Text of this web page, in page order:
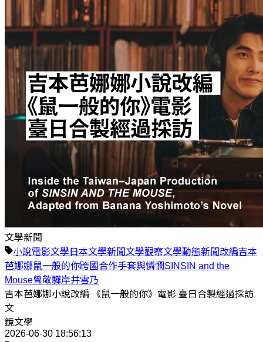
文學新聞
小說電影文學 日本文學新聞文學觀察文學動態新聞改編吉本
芭娜娜鼠一般的你跨國合作手套與憐憫SINSIN and the
Mouse曾敬驊岸井雪乃
吉本芭娜娜小說改編 《鼠一般的你》電影 臺日合製經過採訪
文
鏡文學
2026-06-30 18:56:13